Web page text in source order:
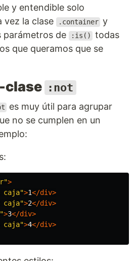
y entendible solo
vez la clase
.container y
parámetros de
:is()
todas
que queramos que se
clase :not
es muy útil para agrupar
no se cumplen en un
>
caja">1</div>
caja">2</div>
>3</div>
caja">4</div>